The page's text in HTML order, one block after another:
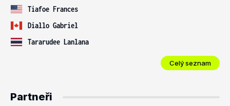
Tiafoe Frances
Diallo Gabriel
Tararudee Lanlana
Celý seznam
Partneři